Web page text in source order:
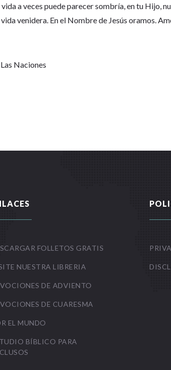
vida a veces puede parecer sombría, en tu Hijo,
venidera. En el Nombre de Jesús oramos.
Naciones
FOLLETOS GRATIS
NUESTRA LIBRERIA
DE ADVIENTO
DE CUARESMA
EL MUNDO
BÍBLICO PARA